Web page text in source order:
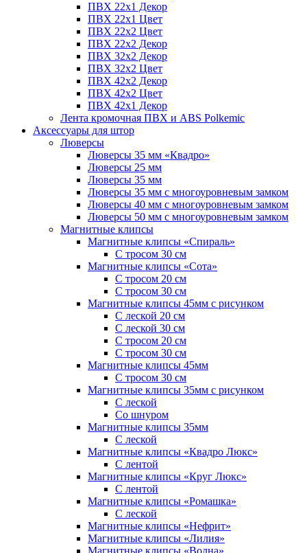
ПВХ 22x1 Декор
ПВХ 22x1 Цвет
ПВХ 22x2 Цвет
ПВХ 22x2 Декор
ПВХ 32x2 Декор
ПВХ 32x2 Цвет
ПВХ 42x2 Декор
ПВХ 42x2 Цвет
ПВХ 42x1 Декор
Лента кромочная ПВХ и ABS Polkemic
Аксессуары для штор
Люверсы
Люверсы 35 мм «Квадро»
Люверсы 25 мм
Люверсы 35 мм
Люверсы 35 мм с многоуровневым замком
Люверсы 40 мм с многоуровневым замком
Люверсы 50 мм с многоуровневым замком
Магнитные клипсы
Магнитные клипсы «Спираль»
С тросом 30 см
Магнитные клипсы «Сота»
С тросом 20 см
С тросом 30 см
Магнитные клипсы 45мм с рисунком
С леской 20 см
С леской 30 см
С тросом 20 см
С тросом 30 см
Магнитные клипсы 45мм
С тросом 30 см
Магнитные клипсы 35мм с рисунком
С леской
Со шнуром
Магнитные клипсы 35мм
С леской
Магнитные клипсы «Квадро Люкс»
С лентой
Магнитные клипсы «Круг Люкс»
С лентой
Магнитные клипсы «Ромашка»
С леской
Магнитные клипсы «Нефрит»
Магнитные клипсы «Лилия»
Магнитные клипсы «Волна»